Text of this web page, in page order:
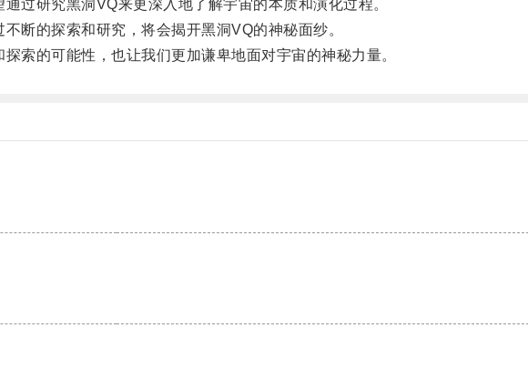
研究黑洞VQ来更深入地了解宇宙的本质和演化过程。
的探索和研究，将会揭开黑洞VQ的神秘面纱。
的可能性，也让我们更加谦卑地面对宇宙的神秘力量。